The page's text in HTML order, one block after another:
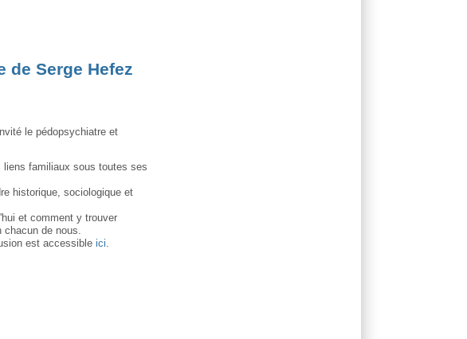
de Serge Hefez
le pédopsychiatre et
liens familiaux sous toutes ses
historique, sociologique et
et comment y trouver
de nous.
est accessibleici